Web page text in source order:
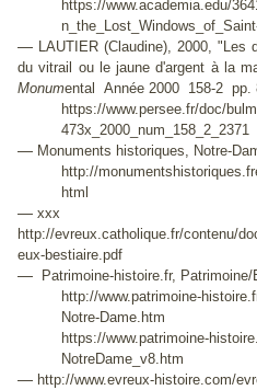
https://www.academia.edu/
— LAUTIER (Claudine), 2000, "Les
du vitrail ou le jaune d'argent à la
Monumental Année 2000 158-2 pp.
https://www.persee.fr/doc/
473x_2000_num_158_2_2371
— Monuments historiques, Notre-
http://
html
— xxx
http://evreux.catholique.fr/contenu/
eux-bestiaire.pdf
—
Patrimoine-histoire.fr,
http://www.patrimoine-
Notre-Dame.htm
https://www.patrimoine-
NotreDame_v8.htm
— http://www.evreux-histoire.com/